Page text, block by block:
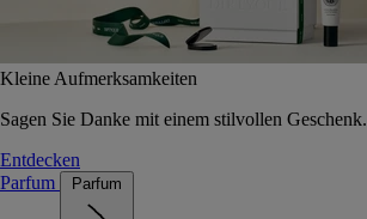
Kleine Aufmerksamkeiten
Sagen Sie Danke mit einem stilvollen Geschenk.
Entdecken
Parfum
Parfum